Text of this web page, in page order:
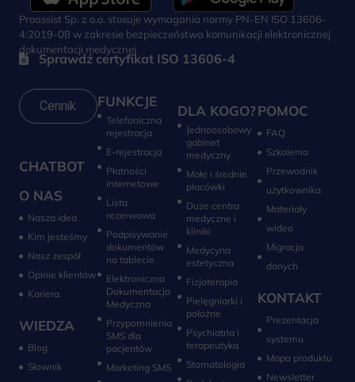
Proassist Sp. z o.o. stosuje wymagania normy PN-EN ISO 13606-
4:2019-08 w zakresie bezpieczeństwa komunikacji elektronicznej
dokumentacji medycznej
Sprawdź certyfikat ISO 13606-4
Cennik
CHATBOT
O NAS
Nasza idea
Kim jesteśmy
Nasz zespół
Opinie klientów
Kariera
WIEDZA
Blog
Słownik
FUNKCJE
Telefoniczna
rejestracja
E-rejestracja
Płatności
internetowe
Lista
rezerwowa
Podpisywanie
dokumentów
na tablecie
Elektroniczna
Dokumentacja
Medyczna
Przypomnienia
SMS dla
pacjentów
Marketing SMS
DLA KOGO?
Jednoosobowy
gabinet
medyczny
Małe i średnie
placówki
Duże centra
medyczne i
kliniki
Medycyna
estetyczna
Fizjoterapia
Pielęgniarki i
położne
Psychiatria i
terapeutyka
Stomatologia
POMOC
FAQ
Szkolenia
Przewodnik
użytkownika
Materiały
wideo
Migracja
danych
KONTAKT
Prezentacja
systemu
Mapa produktu
Newsletter